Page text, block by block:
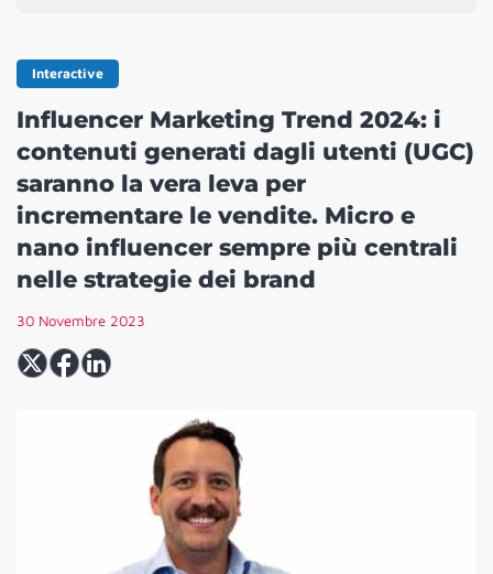
Interactive
Influencer Marketing Trend 2024: i
contenuti generati dagli utenti (UGC)
saranno la vera leva per
incrementare le vendite. Micro e
nano influencer sempre più centrali
nelle strategie dei brand
30 Novembre 2023